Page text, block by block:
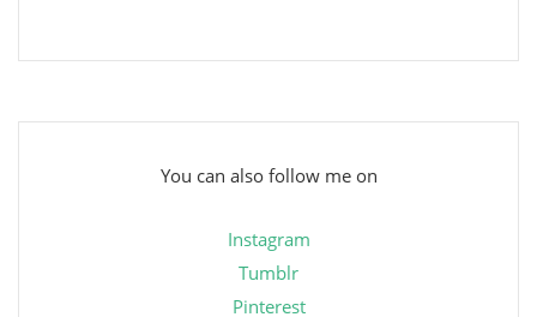
You can also follow me on
Instagram
Tumblr
Pinterest